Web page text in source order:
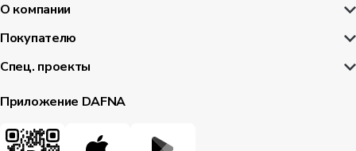
О компании
Покупателю
Спец. проекты
Приложение DAFNA